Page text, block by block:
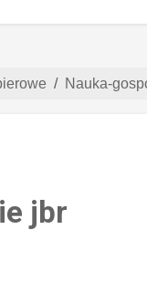
Nauka-
jbr